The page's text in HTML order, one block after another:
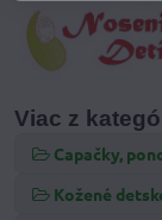
Viac z
Capačky,
Kožené